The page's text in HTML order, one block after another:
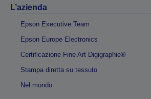
L’azienda
Epson Executive Team
Epson Europe Electronics
Certificazione Fine Art Digigraphie®
Stampa diretta su tessuto
Nel mondo